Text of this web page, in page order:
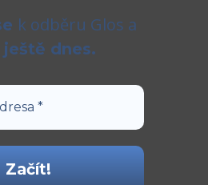
k odběru Glos a
ještě dnes.